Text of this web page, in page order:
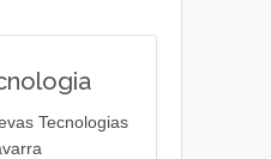
Tecnologias